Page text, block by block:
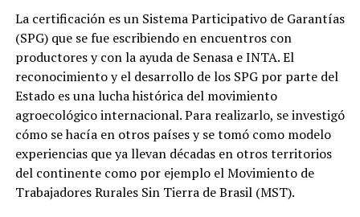
La certificación es un Sistema Participativo de Garantías
(SPG) que se fue escribiendo en encuentros con
productores y con la ayuda de Senasa e INTA. El
reconocimiento y el desarrollo de los SPG por parte del
Estado es una lucha histórica del movimiento
agroecológico internacional. Para realizarlo, se investigó
cómo se hacía en otros países y se tomó como modelo
experiencias que ya llevan décadas en otros territorios
del continente como por ejemplo el Movimiento de
Trabajadores Rurales Sin Tierra de Brasil (MST).